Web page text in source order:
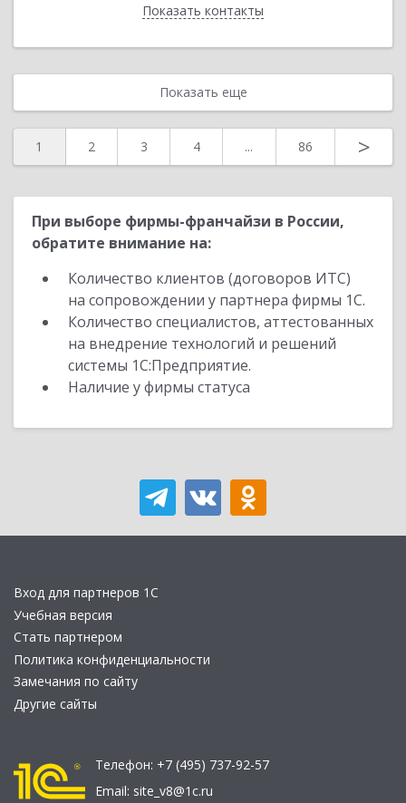
Показать контакты
Назад
Показать еще
1 2 3 4 ... 86 >
При выборе фирмы-франчайзи в России,
обратите внимание на:
Количество клиентов (договоров ИТС)
на сопровождении у партнера фирмы 1С.
Количество специалистов, аттестованных
на внедрение технологий и решений
системы 1С:Предприятие.
Наличие у фирмы статуса
Вход для партнеров 1С
Учебная версия
Стать партнером
Политика конфиденциальности
Замечания по сайту
Другие сайты
Телефон: +7 (495) 737-92-57
Email: site_v8@1c.ru